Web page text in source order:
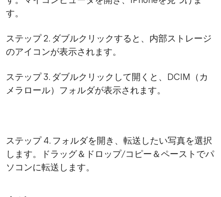
す。
ステップ 2. ダブルクリックすると、内部ストレージ
のアイコンが表示されます。
ステップ 3. ダブルクリックして開くと、DCIM（カ
メラロール）フォルダが表示されます。
ステップ 4. フォルダを開き、転送したい写真を選択
します。ドラッグ＆ドロップ/コピー＆ペーストでパ
ソコンに転送します。